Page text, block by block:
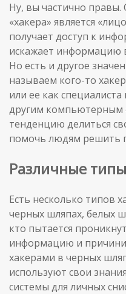
Ну, вы частично
«хакера» является
получает доступ к
искажает информацию
Но есть и другое
называем кого-то
или ее как
другим
тенденцию делиться
помочь людям решить
Различные
Есть несколько типов
черных шляпах, белых
кто пытается
информацию и
хакерами в черных
используют свои
системы для личных